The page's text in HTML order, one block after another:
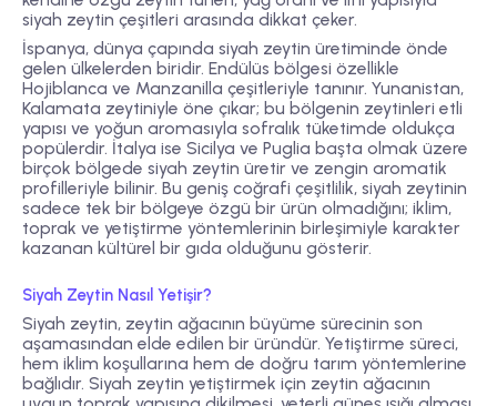
siyah zeytin çeşitleri arasında dikkat çeker.
İspanya, dünya çapında siyah zeytin üretiminde önde
gelen ülkelerden biridir. Endülüs bölgesi özellikle
Hojiblanca ve Manzanilla çeşitleriyle tanınır. Yunanistan,
Kalamata zeytiniyle öne çıkar; bu bölgenin zeytinleri etli
yapısı ve yoğun aromasıyla sofralık tüketimde oldukça
popülerdir. İtalya ise Sicilya ve Puglia başta olmak üzere
birçok bölgede siyah zeytin üretir ve zengin aromatik
profilleriyle bilinir. Bu geniş coğrafi çeşitlilik, siyah zeytinin
sadece tek bir bölgeye özgü bir ürün olmadığını; iklim,
toprak ve yetiştirme yöntemlerinin birleşimiyle karakter
kazanan kültürel bir gıda olduğunu gösterir.
Siyah Zeytin Nasıl Yetişir?
Siyah zeytin, zeytin ağacının büyüme sürecinin son
aşamasından elde edilen bir üründür. Yetiştirme süreci,
hem iklim koşullarına hem de doğru tarım yöntemlerine
bağlıdır. Siyah zeytin yetiştirmek için zeytin ağacının